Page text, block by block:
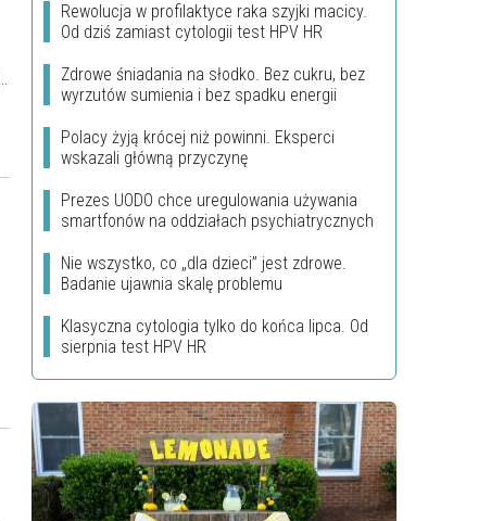
Rewolucja w profilaktyce raka szyjki macicy.
Od dziś zamiast cytologii test HPV HR
Zdrowe śniadania na słodko. Bez cukru, bez
wyrzutów sumienia i bez spadku energii
Polacy żyją krócej niż powinni. Eksperci
wskazali główną przyczynę
Prezes UODO chce uregulowania używania
smartfonów na oddziałach psychiatrycznych
Nie wszystko, co „dla dzieci” jest zdrowe.
Badanie ujawnia skalę problemu
Klasyczna cytologia tylko do końca lipca. Od
sierpnia test HPV HR